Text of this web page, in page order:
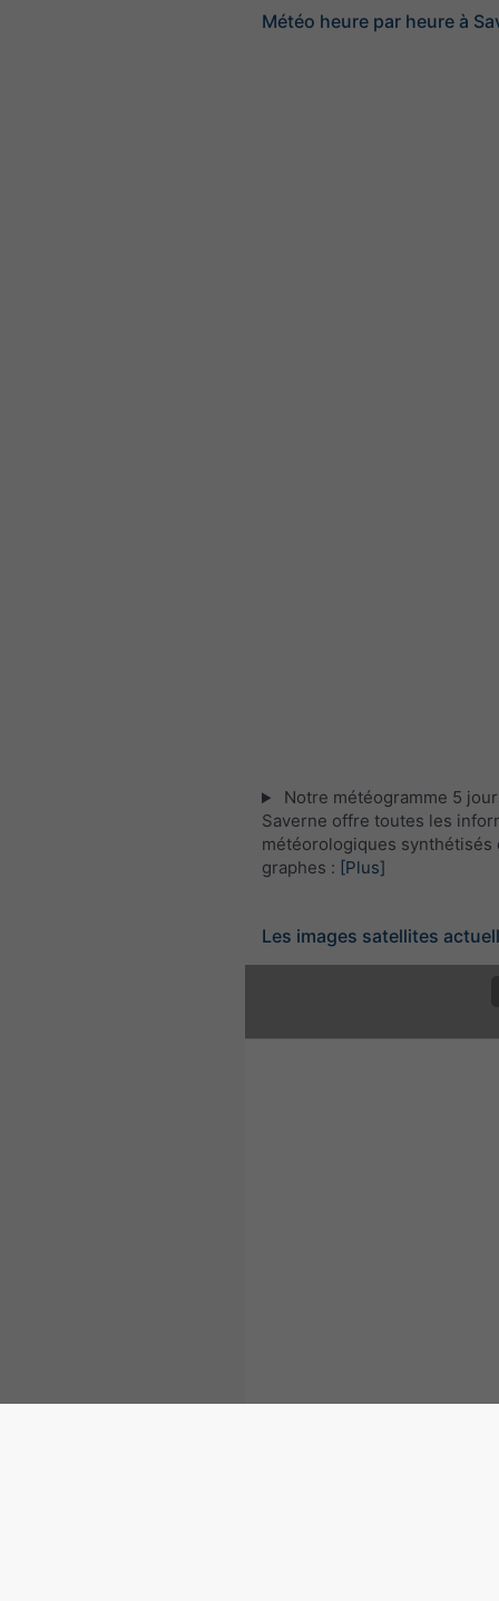
Météo heure par heure à
Notre météogramme 5
Saverne offre toutes les
météorologiques synthétisés
graphes : [Plus]
Les images satellites